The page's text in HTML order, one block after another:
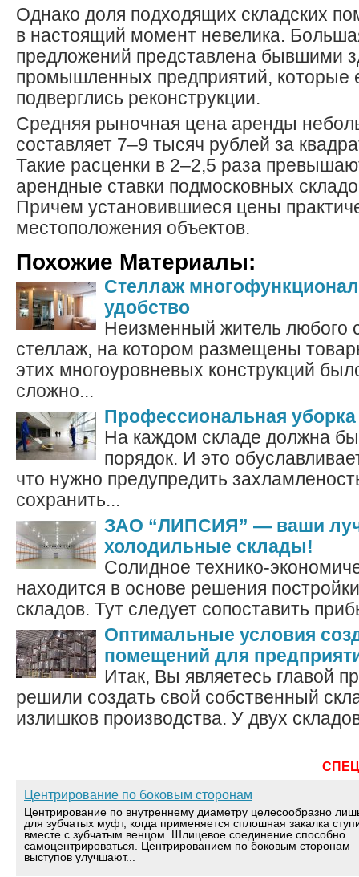
Однако доля подходящих складских
в настоящий момент невелика.
предложений представлена бывшими
промышленных предприятий, которые
подверглись реконструкции.
Средняя рыночная цена аренды
составляет 7–9 тысяч рублей за
Такие расценки в 2–2,5 раза
арендные ставки подмосковных
Причем установившиеся цены
местоположения объектов.
Похожие Материалы:
Стеллаж
удобство
Неизменный житель любого
стеллаж, на котором размещены
этих многоуровневых конструкций
сложно...
Профессиональная
На каждом складе должна
порядок. И это
что нужно предупредить
сохранить...
ЗАО “ЛИПСИЯ” — ваши
холодильные склады!
Солидное технико-
находится в основе решения
складов. Тут следует сопоставить
Оптимальные условия
помещений для
Итак, Вы являетесь главой
решили создать свой собственный
излишков производства. У двух
Центрирование по боковым сторонам
Центрирование по внутреннему диаметру целесообразно
для зубчатых муфт, когда применяется сплошная закалка
вместе с зубчатым венцом. Шлицевое соединение способно
самоцентрироваться. Центрированием по боковым сторонам
выступов улучшают...